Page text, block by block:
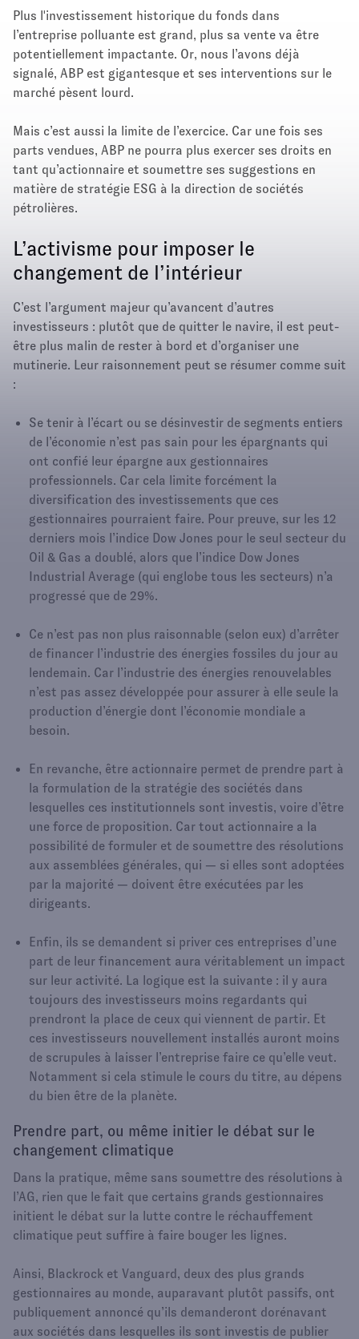
Plus l'investissement historique du fonds dans
l’entreprise polluante est grand, plus sa vente va être
potentiellement impactante. Or, nous l’avons déjà
signalé, ABP est gigantesque et ses interventions sur le
marché pèsent lourd.
Mais c’est aussi la limite de l’exercice. Car une fois ses
parts vendues, ABP ne pourra plus exercer ses droits en
tant qu’actionnaire et soumettre ses suggestions en
matière de stratégie ESG à la direction de sociétés
pétrolières.
L’activisme pour imposer le
changement de l’intérieur
C’est l’argument majeur qu’avancent d’autres
investisseurs : plutôt que de quitter le navire, il est peut-
être plus malin de rester à bord et d’organiser une
mutinerie. Leur raisonnement peut se résumer comme suit
:
Se tenir à l’écart ou se désinvestir de segments entiers
de l’économie n’est pas sain pour les épargnants qui
ont confié leur épargne aux gestionnaires
professionnels. Car cela limite forcément la
diversification des investissements que ces
gestionnaires pourraient faire. Pour preuve, sur les 12
derniers mois l’indice Dow Jones pour le seul secteur du
Oil & Gas a doublé, alors que l’indice Dow Jones
Industrial Average (qui englobe tous les secteurs) n’a
progressé que de 29%.
Ce n’est pas non plus raisonnable (selon eux) d’arrêter
de financer l’industrie des énergies fossiles du jour au
lendemain. Car l’industrie des énergies renouvelables
n’est pas assez développée pour assurer à elle seule la
production d’énergie dont l’économie mondiale a
besoin.
En revanche, être actionnaire permet de prendre part à
la formulation de la stratégie des sociétés dans
lesquelles ces institutionnels sont investis, voire d’être
une force de proposition. Car tout actionnaire a la
possibilité de formuler et de soumettre des résolutions
aux assemblées générales, qui — si elles sont adoptées
par la majorité — doivent être exécutées par les
dirigeants.
Enfin, ils se demandent si priver ces entreprises d’une
part de leur financement aura véritablement un impact
sur leur activité. La logique est la suivante : il y aura
toujours des investisseurs moins regardants qui
prendront la place de ceux qui viennent de partir. Et
ces investisseurs nouvellement installés auront moins
de scrupules à laisser l’entreprise faire ce qu’elle veut.
Notamment si cela stimule le cours du titre, au dépens
du bien être de la planète.
Prendre part, ou même initier le débat sur le
changement climatique
Dans la pratique, même sans soumettre des résolutions à
l’AG, rien que le fait que certains grands gestionnaires
initient le débat sur la lutte contre le réchauffement
climatique peut suffire à faire bouger les lignes.
Ainsi, Blackrock et Vanguard, deux des plus grands
gestionnaires au monde, auparavant plutôt passifs, ont
publiquement annoncé qu’ils demanderont dorénavant
aux sociétés dans lesquelles ils sont investis de publier